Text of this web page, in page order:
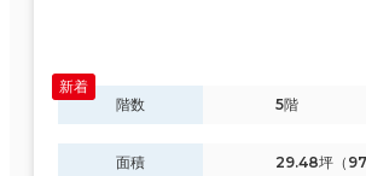
階数 5階
面積 29.48坪（
該当数 78室
この条件で検索す